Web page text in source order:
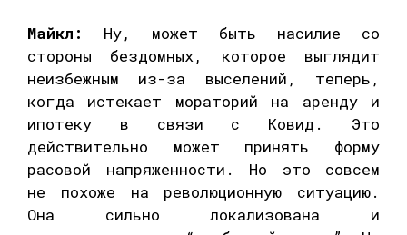
Майкл:
Ну, может быть насилие со
стороны бездомных, которое выглядит
неизбежным из-за выселений, теперь,
когда истекает мораторий на аренду и
ипотеку в связи с Ковид. Это
действительно может принять форму
расовой напряженности. Но это совсем
не похоже на революционную ситуацию.
Она сильно локализована и